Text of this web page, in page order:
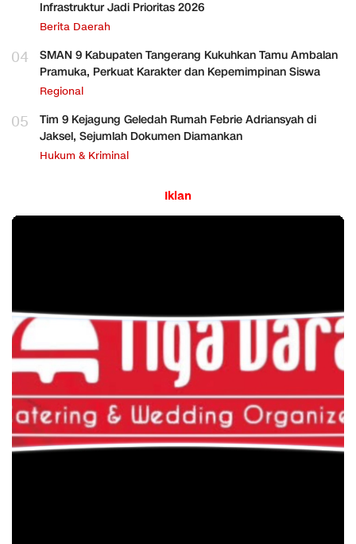
Infrastruktur Jadi Prioritas 2026
Berita Daerah
04
SMAN 9 Kabupaten Tangerang Kukuhkan Tamu Ambalan
Pramuka, Perkuat Karakter dan Kepemimpinan Siswa
Regional
05
Tim 9 Kejagung Geledah Rumah Febrie Adriansyah di
Jaksel, Sejumlah Dokumen Diamankan
Hukum & Kriminal
Iklan